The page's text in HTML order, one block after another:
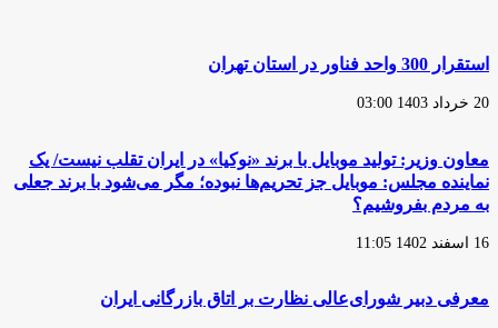
استقرار 300 واحد فناور در استان تهران
20 خرداد 1403 03:00
معاون وزیر: تولید موبایل با برند «نوکیا» در ایران تقلب نیست/ یک
نماینده مجلس: موبایل جز تحریم‌ها نبوده؛ مگر می‌شود با برند جعلی
به مردم بفروشیم؟
16 اسفند 1402 11:05
معرفی دبیر شورای‌عالی نظارت بر اتاق بازرگانی ایران